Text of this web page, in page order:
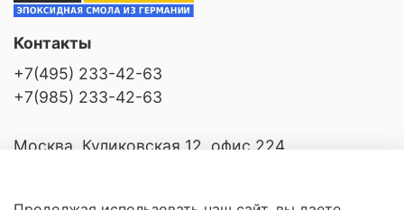
Контакты
+7(495) 233-42-63
+7(985) 233-42-63
Москва, Куликовская 12, офис 224